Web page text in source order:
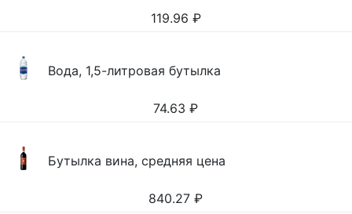
119.96 ₽
Вода, 1,5-литровая бутылка
74.63 ₽
Бутылка вина, средняя цена
840.27 ₽